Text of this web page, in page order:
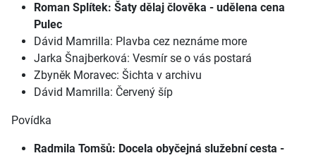
Roman Splítek: Šaty dělaj člověka - udělena cena
Pulec
Dávid Mamrilla: Plavba cez neznáme more
Jarka Šnajberková: Vesmír se o vás postará
Zbyněk Moravec: Šichta v archivu
Dávid Mamrilla: Červený šíp
Povídka
Radmila Tomšů: Docela obyčejná služební cesta -